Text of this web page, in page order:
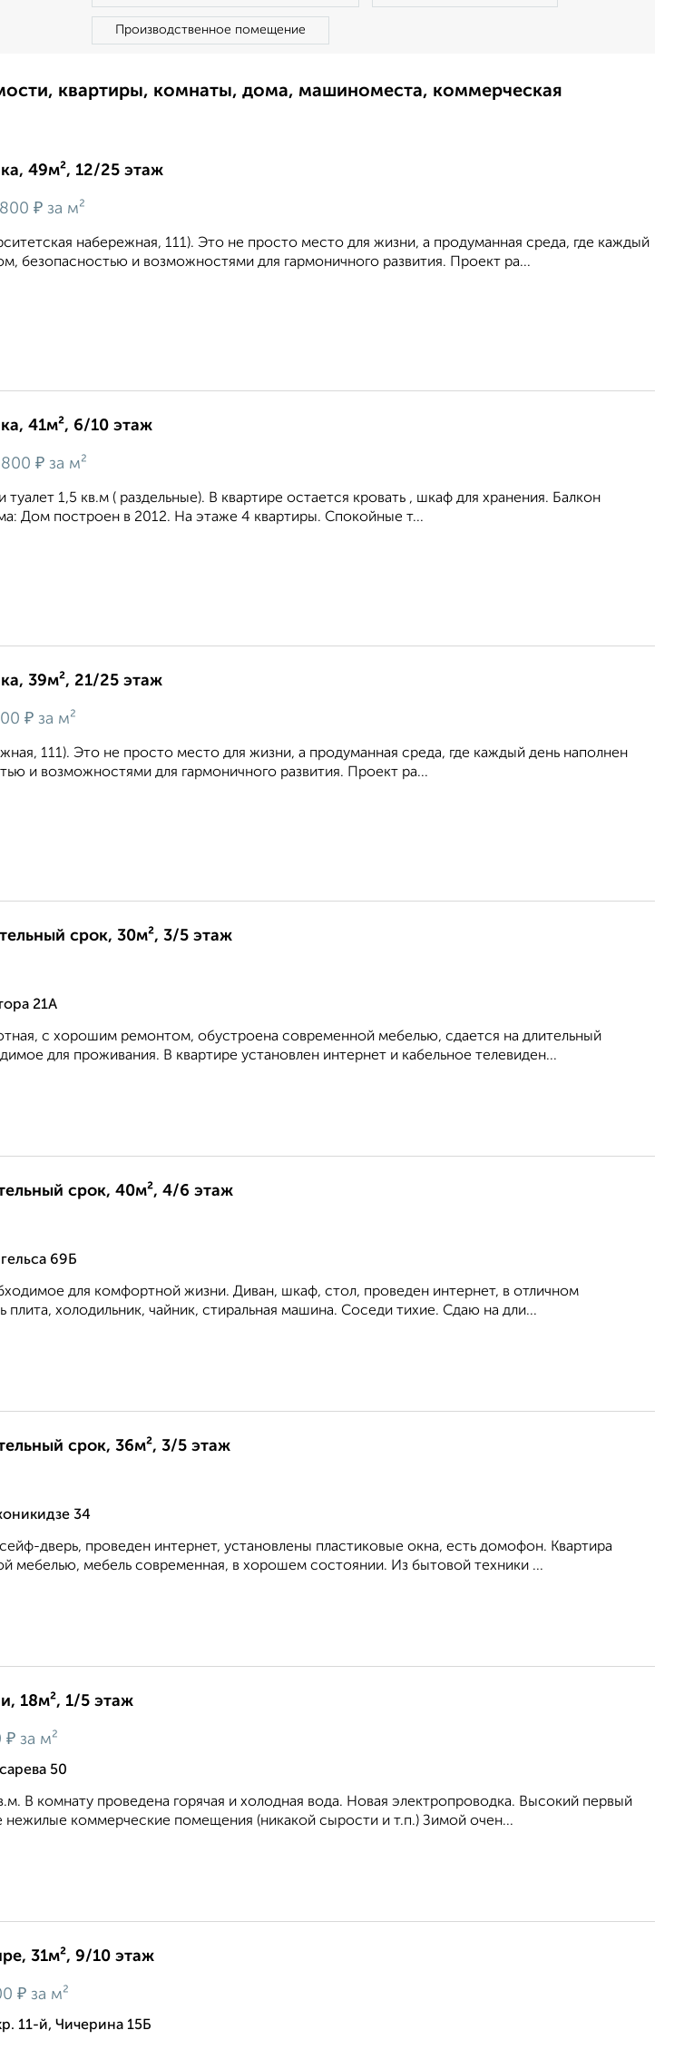
Производственное помещение
квартиры, комнаты, дома, машиноместа, коммерческая
49м², 12/25 этаж
₽ за м²
набережная, 111). Это не просто место для жизни, а продуманная среда, где каждый
безопасностью и возможностями для гармоничного развития. Проект ра...
41м², 6/10 этаж
₽ за м²
туалет 1,5 кв.м ( раздельные). В квартире остается кровать , шкаф для хранения. Балкон
Дом построен в 2012. На этаже 4 квартиры. Спокойные т...
39м², 21/25 этаж
₽ за м²
111). Это не просто место для жизни, а продуманная среда, где каждый день наполнен
и возможностями для гармоничного развития. Проект ра...
срок, 30м², 3/5 этаж
21А
с хорошим ремонтом, обустроена современной мебелью, сдается на длительный
для проживания. В квартире установлен интернет и кабельное телевиден...
срок, 40м², 4/6 этаж
69Б
для комфортной жизни. Диван, шкаф, стол, проведен интернет, в отличном
плита, холодильник, чайник, стиральная машина. Соседи тихие. Сдаю на дли...
срок, 36м², 3/5 этаж
34
дверь, проведен интернет, установлены пластиковые окна, есть домофон. Квартира
мебелью, мебель современная, в хорошем состоянии. Из бытовой техники ...
18м², 1/5 этаж
₽ за м²
50
В комнату проведена горячая и холодная вода. Новая электропроводка. Высокий первый
коммерческие помещения (никакой сырости и т.п.) Зимой очен...
31м², 9/10 этаж
₽ за м²
11-й, Чичерина 15Б